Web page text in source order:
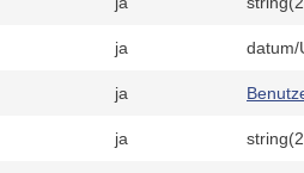
ja datum/
ja
ja